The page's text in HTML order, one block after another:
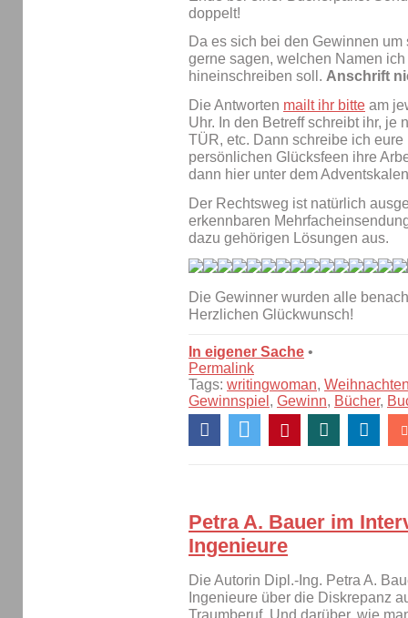
doppelt!
Da es sich bei den Gewinnen
gerne sagen, welchen Namen
hineinschreiben soll. Anschrift
Die Antworten mailt ihr bitte am
Uhr. In den Betreff schreibt ihr,
TÜR, etc. Dann schreibe ich
persönlichen Glücksfeen ihre
dann hier unter dem
Der Rechtsweg ist natürlich
erkennbaren
dazu gehörigen Lösungen aus.
Die Gewinner wurden alle
Herzlichen Glückwunsch!
In eigener Sache •
Permalink
Tags: writingwoman,
Gewinnspiel , Gewinn, Bücher,
Petra A. Bauer im
Ingenieure
Die Autorin Dipl.-Ing. Petra A.
Ingenieure über die Diskrepanz